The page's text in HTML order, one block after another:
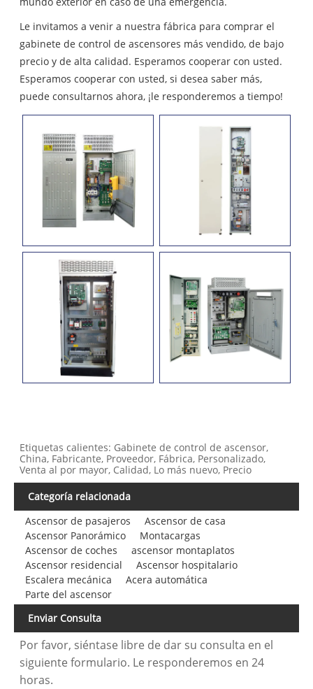
Le invitamos a venir a nuestra fábrica para comprar el
gabinete de control de ascensores más vendido, de bajo
precio y de alta calidad. Esperamos cooperar con usted.
Esperamos cooperar con usted, si desea saber más,
puede consultarnos ahora, ¡le responderemos a tiempo!
Etiquetas calientes: Gabinete de control de ascensor,
China, Fabricante, Proveedor, Fábrica, Personalizado,
Venta al por mayor, Calidad, Lo más nuevo, Precio
Categoría relacionada
Ascensor de pasajeros
Ascensor de casa
Ascensor Panorámico
Montacargas
Ascensor de coches
ascensor montaplatos
Ascensor residencial
Ascensor hospitalario
Escalera mecánica
Acera automática
Parte del ascensor
Enviar Consulta
Por favor, siéntase libre de dar su consulta en el
siguiente formulario. Le responderemos en 24
horas.